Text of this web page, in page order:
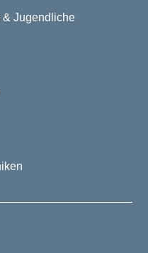
& Jugendliche